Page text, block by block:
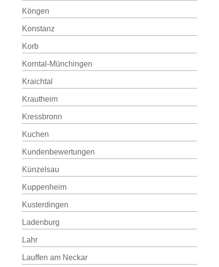
Köngen
Konstanz
Korb
Korntal-Münchingen
Kraichtal
Krautheim
Kressbronn
Kuchen
Kundenbewertungen
Künzelsau
Kuppenheim
Kusterdingen
Ladenburg
Lahr
Lauffen am Neckar